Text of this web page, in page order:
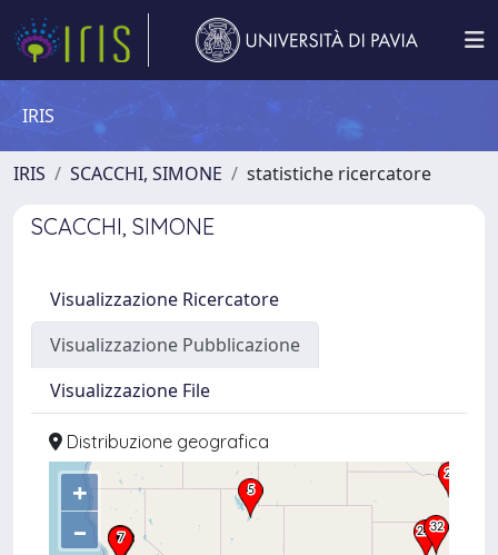
IRIS
IRIS SCACCHI, SIMONE statistiche ricercatore
SCACCHI, SIMONE
Visualizzazione Ricercatore
Visualizzazione Pubblicazione
Visualizzazione File
Distribuzione geografica
+
–